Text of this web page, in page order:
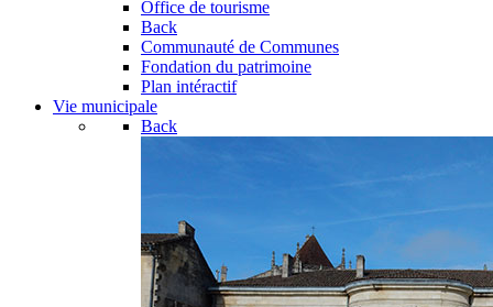
Office de tourisme
Back
Communauté de Communes
Fondation du patrimoine
Plan intéractif
Vie municipale
Back